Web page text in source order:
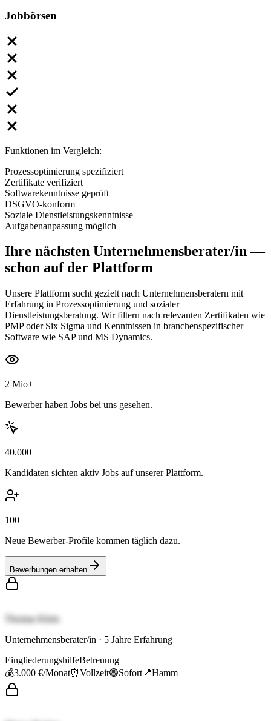
Jobbörsen
Funktionen im Vergleich:
Prozessoptimierung spezifiziert
Zertifikate verifiziert
Softwarekenntnisse geprüft
DSGVO-konform
Soziale Dienstleistungskenntnisse
Aufgabenanpassung möglich
Ihre nächsten Unternehmensberater/in—
schon auf der Plattform
Unsere Plattform sucht gezielt nach Unternehmensberatern mit
Erfahrung in Prozessoptimierung und sozialer
Dienstleistungsberatung. Wir filtern nach relevanten Zertifikaten wie
PMP oder Six Sigma und Kenntnissen in branchenspezifischer
Software wie SAP und MS Dynamics.
2 Mio+
Bewerber haben Jobs bei uns gesehen.
40.000+
Kandidaten sichten aktiv Jobs auf unserer Plattform.
100+
Neue Bewerber-Profile kommen täglich dazu.
Bewerbungen erhalten
Thomas Klein
Unternehmensberater/in · 5 Jahre Erfahrung
EingliederungshilfeBetreuung
💰3.000 €/Monat⏰Vollzeit🟢Sofort 📍Hamm